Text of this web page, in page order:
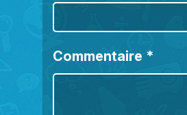
Commentaire *